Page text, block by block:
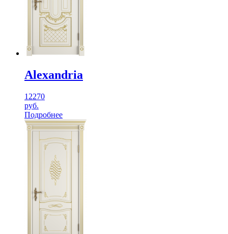
Alexandria
12270
руб.
Подробнее